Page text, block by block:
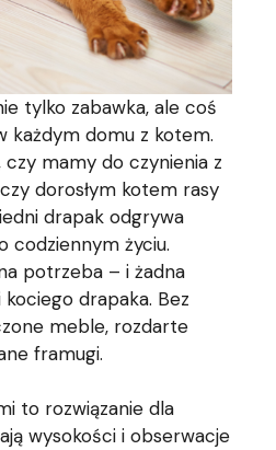
tylko zabawka, ale coś
każdym domu z kotem.
czy mamy do czynienia z
dorosłym kotem rasy
drapak odgrywa
codziennym życiu.
potrzeba – i żadna
drapaka. Bez
meble, rozdarte
framugi.
to rozwiązanie dla
wysokości i obserwacje